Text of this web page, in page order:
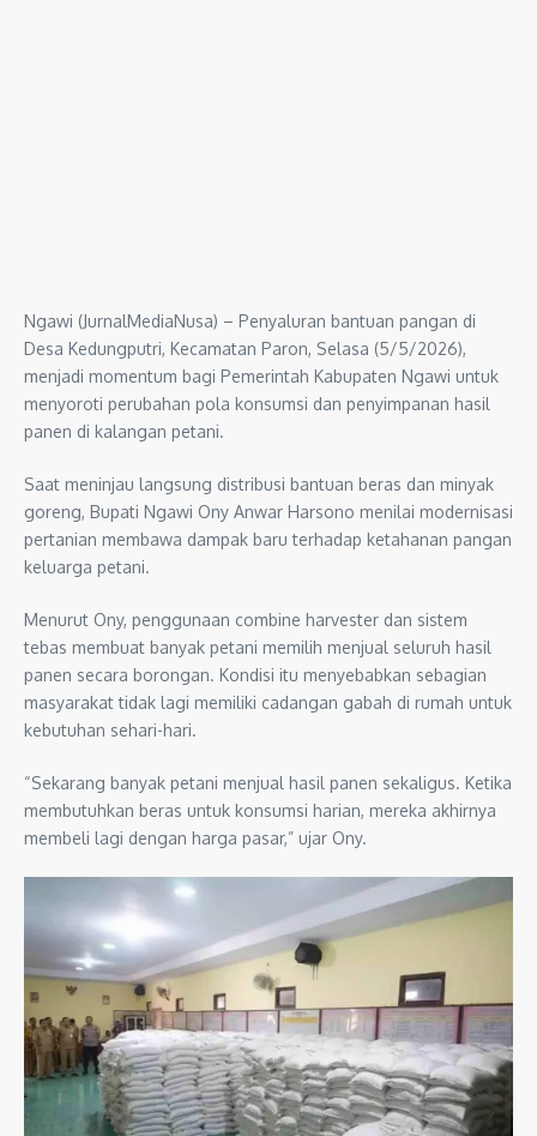
Ngawi (JurnalMediaNusa) – Penyaluran bantuan pangan di
Desa Kedungputri, Kecamatan Paron, Selasa (5/5/2026),
menjadi momentum bagi Pemerintah Kabupaten Ngawi untuk
menyoroti perubahan pola konsumsi dan penyimpanan hasil
panen di kalangan petani.
Saat meninjau langsung distribusi bantuan beras dan minyak
goreng, Bupati Ngawi Ony Anwar Harsono menilai modernisasi
pertanian membawa dampak baru terhadap ketahanan pangan
keluarga petani.
Menurut Ony, penggunaan combine harvester dan sistem
tebas membuat banyak petani memilih menjual seluruh hasil
panen secara borongan. Kondisi itu menyebabkan sebagian
masyarakat tidak lagi memiliki cadangan gabah di rumah untuk
kebutuhan sehari-hari.
“Sekarang banyak petani menjual hasil panen sekaligus. Ketika
membutuhkan beras untuk konsumsi harian, mereka akhirnya
membeli lagi dengan harga pasar,” ujar Ony.